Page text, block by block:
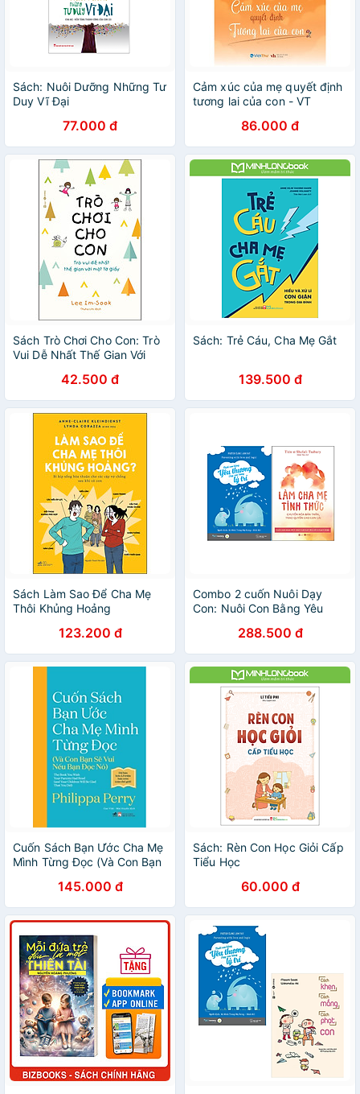
Sách: Nuôi Dưỡng Những Tư
Duy Vĩ Đại
77.000 đ
Cảm xúc của mẹ quyết định
tương lai của con - VT
86.000 đ
Sách Trò Chơi Cho Con: Trò
Vui Dễ Nhất Thế Gian Với
42.500 đ
Sách: Trẻ Cáu, Cha Mẹ Gắt
139.500 đ
Sách Làm Sao Để Cha Mẹ
Thôi Khủng Hoảng
123.200 đ
Combo 2 cuốn Nuôi Dạy
Con: Nuôi Con Bằng Yêu
+ Làm cha mẹ tỉnh thức
288.500 đ
Cuốn Sách Bạn Ước Cha Mẹ
Mình Từng Đọc (Và Con Bạn
145.000 đ
Sách: Rèn Con Học Giỏi Cấp
Tiểu Học
60.000 đ